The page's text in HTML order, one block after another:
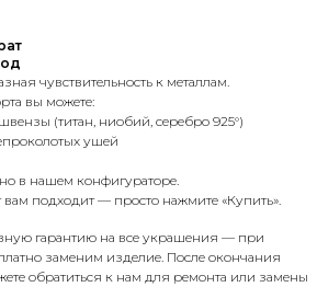
чувствительность к металлам.
вы можете:
(титан, ниобий, серебро 925°)
ушей
в нашем конфигураторе.
подходит — просто нажмите «Купить».
гарантию на все украшения — при
заменим изделие. После окончания
обратиться к нам для ремонта или замены